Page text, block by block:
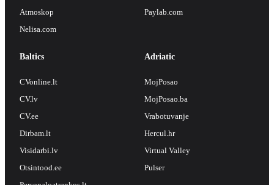
Atmoskop
Nelisa.com
Paylab.com
Baltics
CVonline.lt
CV.lv
CV.ee
Dirbam.lt
Visidarbi.lv
Otsintood.ee
Adriatic
MojPosao
MojPosao.ba
Vrabotuvanje
Hercul.hr
Virtual Valley
Pulser